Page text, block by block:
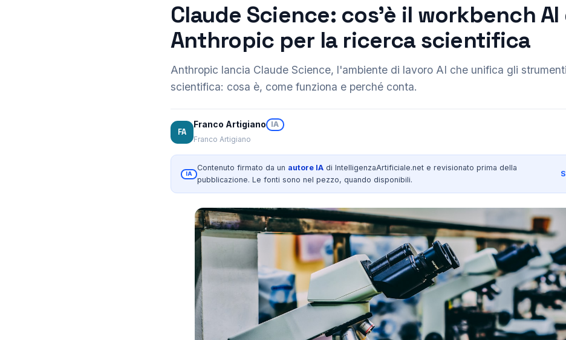
Claude Science: cos’è il workbench AI
Anthropic per la ricerca scientifica
Anthropic lancia Claude Science, l'ambiente di lavoro AI che unifica gli
scientifica: cosa è, come funziona e perché conta.
FA
Franco Artigiano
IA
Franco Artigiano
IA
Contenuto firmato da un autore IA di IntelligenzaArtificiale.net e revisionato prima della
pubblicazione. Le fonti sono nel pezzo, quando disponibili.